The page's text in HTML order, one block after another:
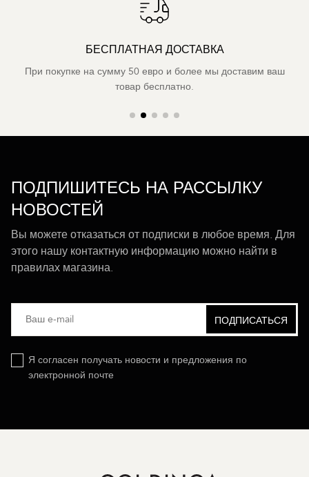
БЕСПЛАТНАЯ ДОСТАВКА
При покупке на сумму 50 евро и более мы доставим ваш
товар бесплатно.
ПОДПИШИТЕСЬ НА РАССЫЛКУ
НОВОСТЕЙ
Вы можете отказаться от подписки в любое время. Для
этого нашу контактную информацию можно найти в
правилах магазина.
Я согласен получать новости и предложения по
электронной почте